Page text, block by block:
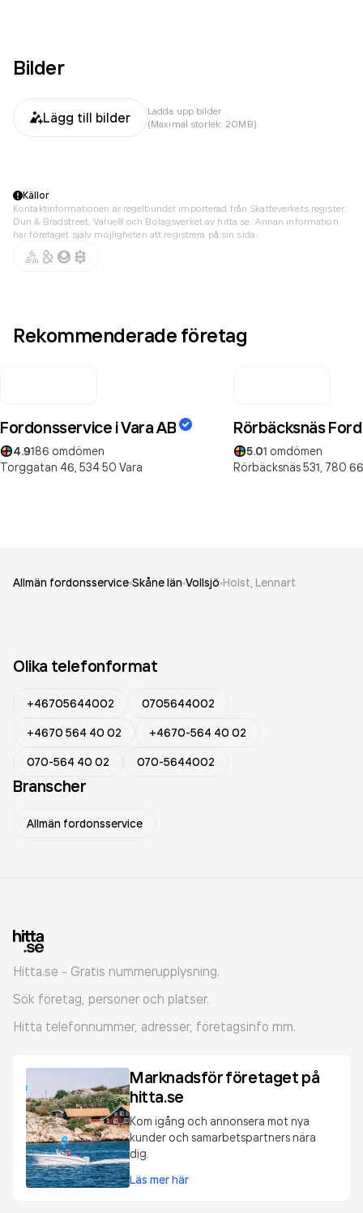
Bilder
Lägg till bilder
Ladda upp bilder
(Maximal storlek: 20MB)
Källor
Kontaktinformationen är regelbundet importerad från Skatteverkets register,
Dun & Bradstreet, Value8 och Bolagsverket av hitta.se. Annan information
har företaget själv möjligheten att registrera på sin sida.
Rekommenderade företag
Fordonsservice i Vara AB
4.9186 omdömen
Torggatan 46, 534 50 Vara
Rörbäcksnäs
5.01 omdömen
Rörbäcksnäs 531, 780 66
Allmän fordonsservice Skåne län Vollsjö Holst, Lennart
Olika telefonformat
+46705644002
0705644002
+4670 564 40 02
+4670-564 40 02
070-564 40 02
070-5644002
Branscher
Allmän fordonsservice
Hitta.se - Gratis nummerupplysning.
Sök företag, personer och platser.
Hitta telefonnummer, adresser, företagsinfo mm.
Marknadsför företaget på
hitta.se
Kom igång och annonsera mot nya
kunder och samarbetspartners nära
dig.
Läs mer här